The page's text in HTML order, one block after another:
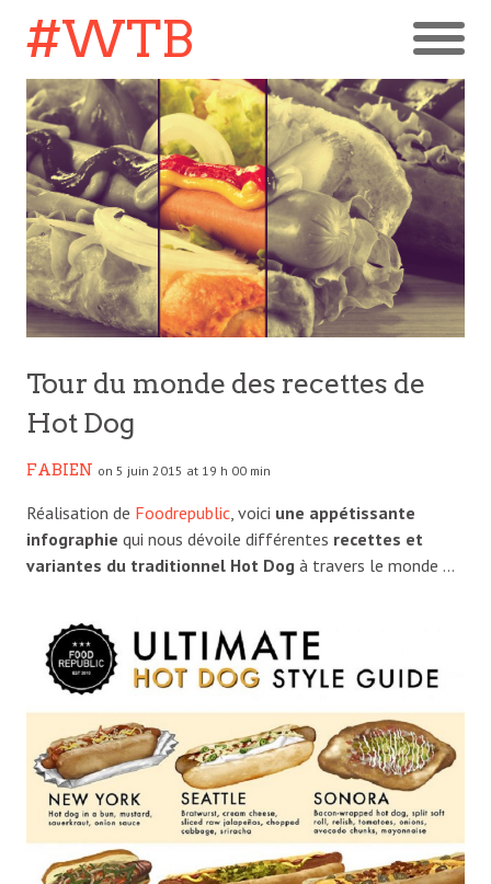
#WTB
Tour du monde des recettes de
Hot Dog
FABIEN on 5 juin 2015 at 19 h 00 min
Réalisation de Foodrepublic, voici une appétissante
infographie qui nous dévoile différentes recettes et
variantes du traditionnel Hot Dog à travers le monde …